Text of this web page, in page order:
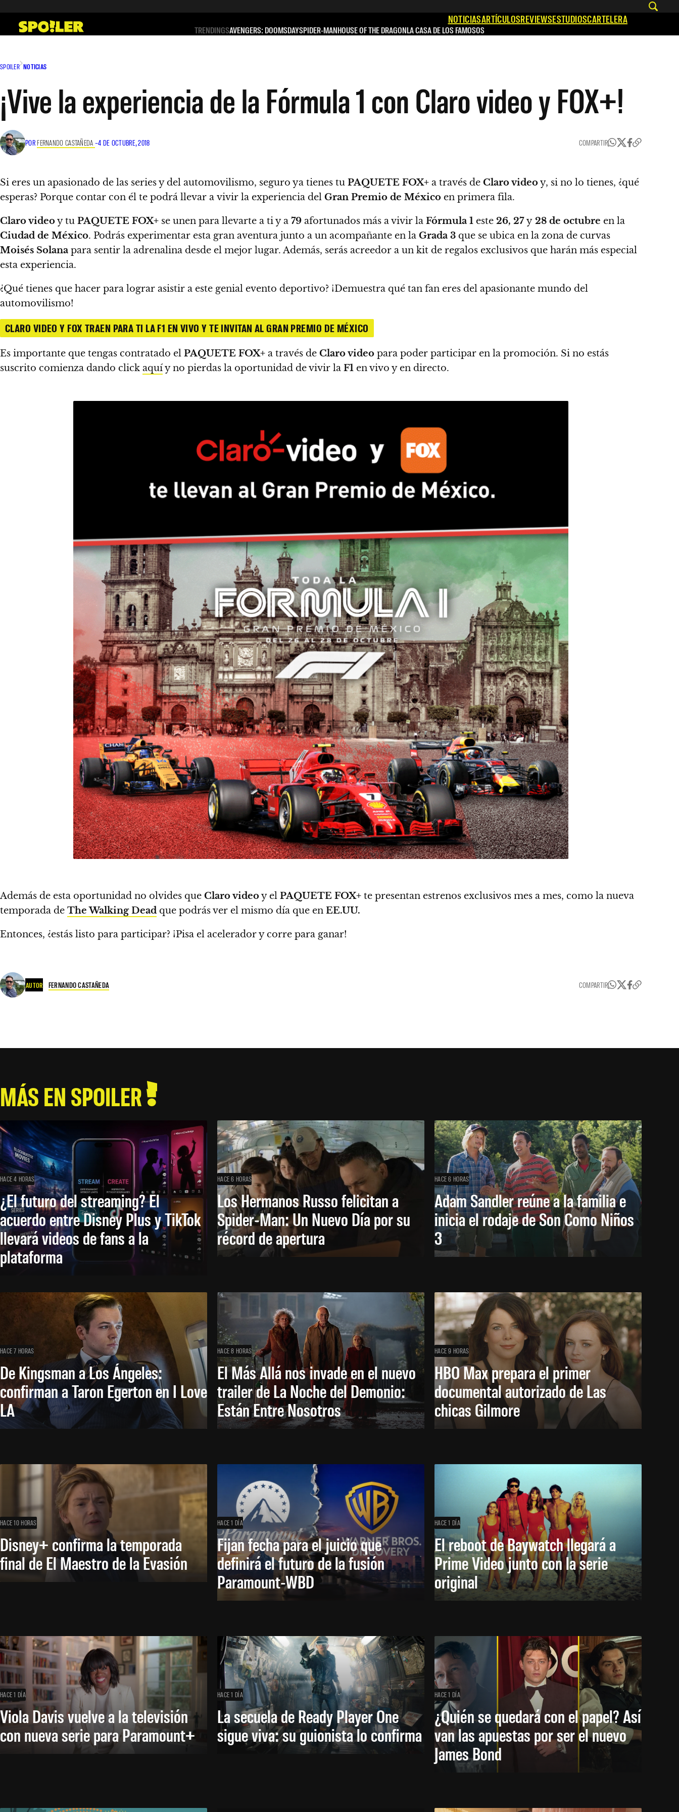
contenido
NOTICIASARTÍCULOSREVIEWSESTUDIOSCARTELERA
TRENDINGSAVENGERS: DOOMSDAYSPIDER-MANHOUSE OF THE DRAGONLA CASA DE LOS FAMOSOS
SPOILER NOTICIAS
¡Vive la experiencia de la Fórmula 1 con Claro video y FOX+!
POR FERNANDO CASTAÑEDA –4 DE OCTUBRE, 2018 COMPARTIR
Si eres un apasionado de las series y del automovilismo, seguro ya tienes tu PAQUETE FOX+ a través de Claro videoy, si no lo tienes, ¿qué
esperas? Porque contar con él te podrá llevar a vivir la experiencia del Gran Premio de México en primera fila.
Claro videoy tu PAQUETE FOX+ se unen para llevarte a ti y a 79 afortunados más a vivir la Fórmula 1 este 26, 27y 28 de octubre en la
Ciudad de México. Podrás experimentar esta gran aventura junto a un acompañante en la Grada 3 que se ubica en la zona de curvas
Moisés Solana para sentir la adrenalina desde el mejor lugar. Además, serás acreedor a un kit de regalos exclusivos que harán más especial
esta experiencia.
¿Qué tienes que hacer para lograr asistir a este genial evento deportivo? ¡Demuestra qué tan fan eres del apasionante mundo del
automovilismo!
CLARO VIDEO Y FOX TRAEN PARA TI LA F1 EN VIVO Y TE INVITAN AL GRAN PREMIO DE MÉXICO
Es importante que tengas contratado el PAQUETE FOX+ a través de Claro video para poder participar en la promoción. Si no estás
suscrito comienza dando click aquíy no pierdas la oportunidad de vivir la F1 en vivo y en directo.
Además de esta oportunidad no olvides que Claro videoy el PAQUETE FOX+ te presentan estrenos exclusivos mes a mes, como la nueva
temporada de The Walking Dead que podrás ver el mismo día que en EE.UU.
Entonces, ¿estás listo para participar? ¡Pisa el acelerador y corre para ganar!
AUTOR FERNANDO CASTAÑEDA COMPARTIR
MÁS EN SPOILER
HACE 4 HORAS
¿El futuro del streaming? El
acuerdo entre Disney Plus y TikTok
llevará videos de fans a la
plataforma
HACE 6 HORAS
Los Hermanos Russo felicitan a
Spider-Man: Un Nuevo Día por su
récord de apertura
HACE 6 HORAS
Adam Sandler reúne a la familia e
inicia el rodaje de Son Como Niños
3
HACE 7 HORAS
De Kingsman a Los Ángeles:
confirman a Taron Egerton en I Love
LA
HACE 8 HORAS
El Más Allá nos invade en el nuevo
trailer de La Noche del Demonio:
Están Entre Nosotros
HACE 9 HORAS
HBO Max prepara el primer
documental autorizado de Las
chicas Gilmore
HACE 10 HORAS
Disney+ confirma la temporada
final de El Maestro de la Evasión
HACE 1 DÍA
Fijan fecha para el juicio que
definirá el futuro de la fusión
Paramount-WBD
HACE 1 DÍA
El reboot de Baywatch llegará a
Prime Video junto con la serie
original
HACE 1 DÍA
Viola Davis vuelve a la televisión
con nueva serie para Paramount+
HACE 1 DÍA
La secuela de Ready Player One
sigue viva: su guionista lo confirma
HACE 1 DÍA
¿Quién se quedará con el papel? Así
van las apuestas por ser el nuevo
James Bond